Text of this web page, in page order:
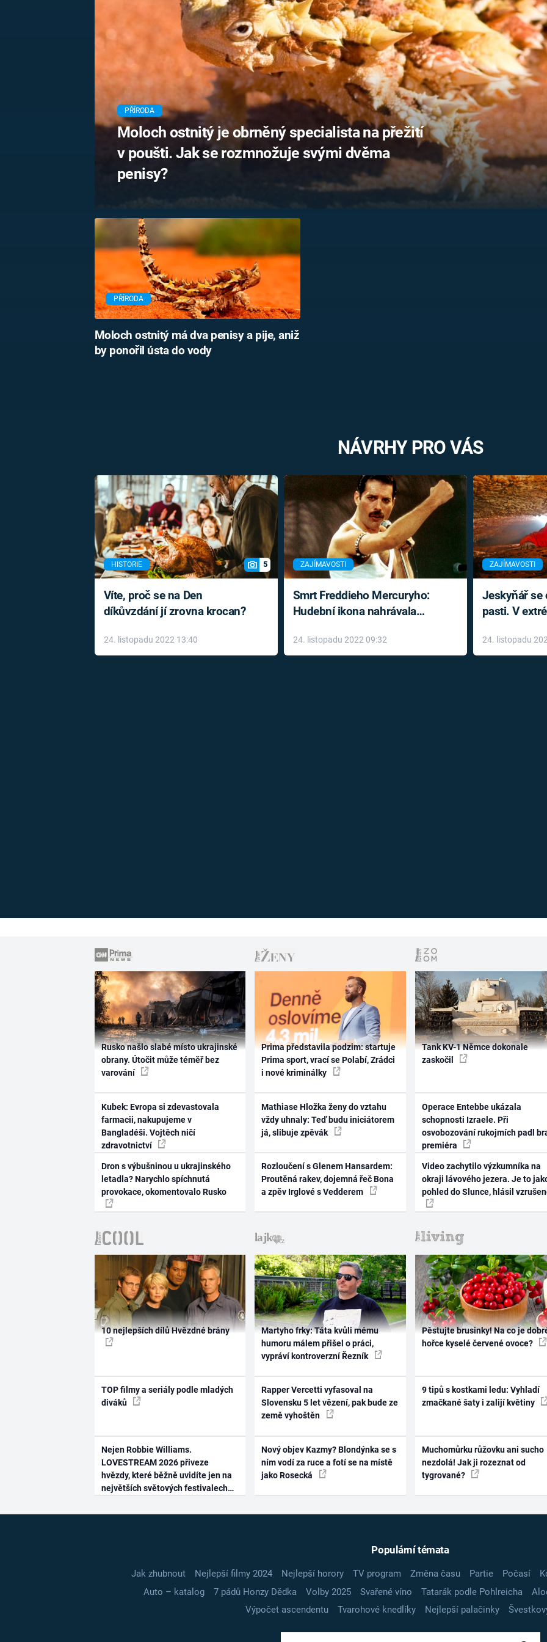
MARIE TEREZIE
NAPOLEON
BONAPARTE
BRITSKÁ
KRÁLOVSKÁ
RODINA
UFO A
MIMOZEMŠŤANÉ
UTAJENÉ PŘÍBĚHY
ČESKÝCH DĚJIN
ALTERNATIVNÍ
HISTORIE
FILMY
REALITA
HORORY
REALITA
OPTICKÉ
KLAMY
PŘÍRODA
Moloch ostnitý je obrněný specialista na přežití
v poušti. Jak se rozmnožuje svými dvěma
penisy?
PŘÍRODA
Moloch ostnitý má dva penisy a pije, aniž
by ponořil ústa do vody
NÁVRHY PRO VÁS
HISTORIE 5
Víte, proč se na Den
díkůvzdání jí zrovna krocan?
24. listopadu 2022 13:40
ZAJÍMAVOSTI
Smrt Freddieho Mercuryho:
Hudební ikona nahrávala
léky
24. listopadu 2022 09:32
ZAJÍMAVOSTI
Jeskyňář se
pasti. V
24. listopadu
Rusko našlo slabé místo ukrajinské
obrany. Útočit může téměř bez
varování
Kubek: Evropa si zdevastovala
farmacii, nakupujeme v
Bangladéši. Vojtěch ničí
zdravotnictví
Dron s výbušninou u ukrajinského
letadla? Narychlo spíchnutá
provokace, okomentovalo Rusko
Prima představila podzim: startuje
Prima sport, vrací se Polabí, Zrádci
i nové kriminálky
Mathiase Hložka ženy do vztahu
vždy uhnaly: Teď budu iniciátorem
já, slibuje zpěvák
Rozloučení s Glenem Hansardem:
Proutěná rakev, dojemná řeč Bona
a zpěv Irglové s Vedderem
Tank KV-1 Němce dokonale
zaskočil
Operace Entebbe ukázala
schopnosti Izraele. Při
osvobozování rukojmích padl
premiéra
Video zachytilo výzkumníka na
okraji lávového jezera. Je to
pohled do Slunce, hlásil
10 nejlepších dílů Hvězdné brány
TOP filmy a seriály podle mladých
diváků
Nejen Robbie Williams.
LOVESTREAM 2026 přiveze
hvězdy, které běžně uvidíte jen na
největších světových festivalech
Martyho frky: Táta kvůli mému
humoru málem přišel o práci,
vypráví kontroverzní Řezník
Rapper Vercetti vyfasoval na
Slovensku 5 let vězení, pak bude ze
země vyhoštěn
Nový objev Kazmy? Blondýnka se s
ním vodí za ruce a fotí se na místě
jako Rosecká
Pěstujte brusinky! Na co je
hořce kyselé červené ovoce?
9 tipů s kostkami ledu: Vyhladí
zmačkané šaty i zalijí květiny
Muchomůrku růžovku ani sucho
nezdolá! Jak ji rozeznat od
tygrované?
Populární témata
Jak zhubnout Nejlepší filmy 2024 Nejlepší horory TV program Změna času Partie Počasí
Auto – katalog
7 pádů Honzy Dědka Volby 2025 Svařené víno Tatarák podle Pohlreicha
Výpočet ascendentu
Tvarohové knedlíky Nejlepší palačinky